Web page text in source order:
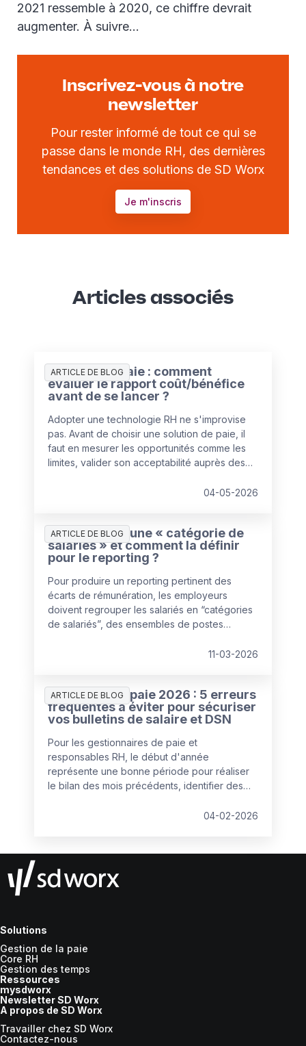
2021 ressemble à 2020, ce chiffre devrait
augmenter. À suivre...
Inscrivez-vous à notre
newsletter
Pour rester informé de tout ce qui se
passe dans le monde RH, des dernières
tendances et des solutions de SD Worx
Je m'inscris
Articles associés
ARTICLE DE BLOG
Solution de paie : comment
évaluer le rapport coût/bénéfice
avant de se lancer ?
Adopter une technologie RH ne s'improvise
pas. Avant de choisir une solution de paie, il
faut en mesurer les opportunités comme les
limites, valider son acceptabilité auprès des
confiance. L'enjeu : aligner la solution sur les
04-05-2026
ARTICLE DE BLOG
Qu’est-ce qu’une « catégorie de
salariés » et comment la définir
pour le reporting ?
Pour produire un reporting pertinent des
écarts de rémunération, les employeurs
doivent regrouper les salariés en “catégories
de salariés”, des ensembles de postes
11-03-2026
ARTICLE DE BLOG
Gestion de la paie 2026 : 5 erreurs
fréquentes à éviter pour sécuriser
vos bulletins de salaire et DSN
Pour les gestionnaires de paie et
responsables RH, le début d'année
représente une bonne période pour réaliser
le bilan des mois précédents, identifier des
de paie et les processus de paie. Qualité de
des managers… Johanne Decelle,
gestionnaire de paie confirmée chez SD
Worx, partage ses recommandations pour
04-02-2026
Solutions
Gestion de la paie
Core RH
Gestion des temps
Ressources
mysdworx
Newsletter SD Worx
A propos de SD Worx
Travailler chez SD Worx
Contactez-nous